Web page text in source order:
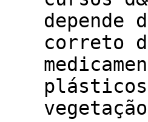
depende
correto